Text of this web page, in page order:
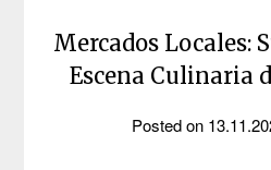
Mercados Locales:
Escena Culinaria
Posted on